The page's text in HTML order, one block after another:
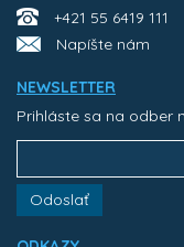
+421 55 6419 111
Napíšte nám
NEWSLETTER
Prihláste sa na odber
Odoslať